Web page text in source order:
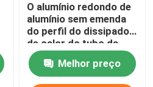
O alumínio redondo de
alumínio sem emenda
do perfil do dissipador
de calor do tubo da
tubulação expulsou
25mm serrilhados
45mm 70mm
Melhor preço